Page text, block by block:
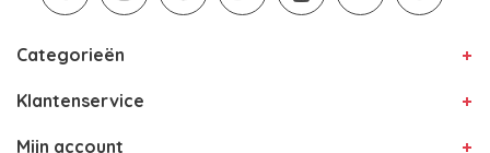
Categorieën
Klantenservice
Mijn account